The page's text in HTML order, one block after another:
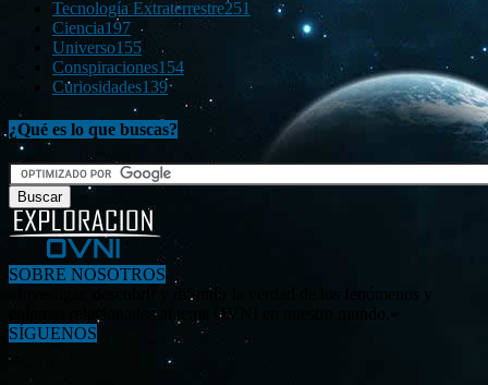
Tecnología Extraterrestre251
Ciencia197
Universo155
Conspiraciones154
Curiosidades139
¿Qué es lo que buscas?
SOBRE NOSOTROS
«Investigar, descubrir y difundir la verdad de los fenómenos y
enigmas relacionados al tema OVNI en nuestro mundo.»
SÍGUENOS